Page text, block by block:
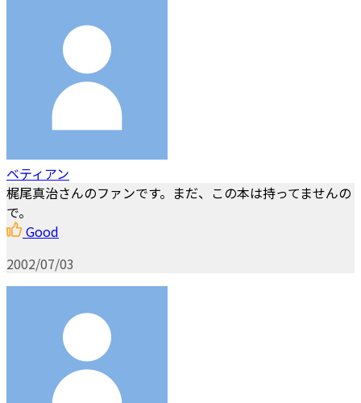
ベティアン
梶尾真治さんのファンです。まだ、この本は持ってませんの
で。
Good
2002/07/03